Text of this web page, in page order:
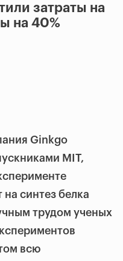
затраты на
на 40%
Ginkgo
MIT,
синтез белка
трудом ученых
всю